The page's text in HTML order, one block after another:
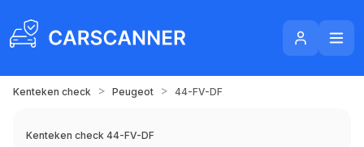
Kenteken check > Peugeot > 44-FV-DF
Kenteken check 44-FV-DF